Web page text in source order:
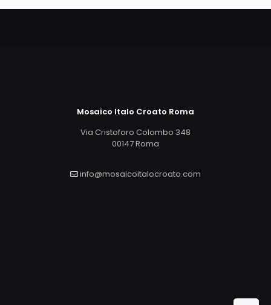
Mosaico Italo Croato Roma
Via Cristoforo Colombo 348
00147 Roma
info@mosaicoitalocroato.com